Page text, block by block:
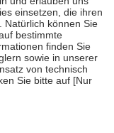
zu unterstützen,
18. Lebensjahr
die von der